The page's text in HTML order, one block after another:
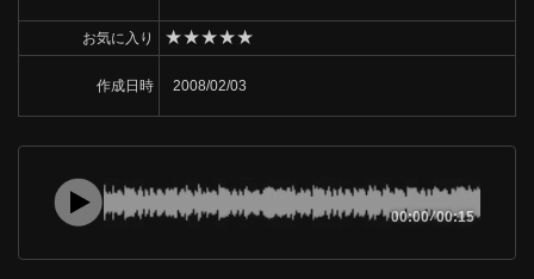
お気に入り ★★★★★
作成日時 2008/02/03
00:00/00:15